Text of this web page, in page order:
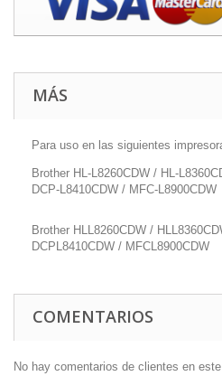
MÁS
Para uso en las siguientes
Brother HL-L8260CDW / HL-
DCP-L8410CDW / MFC-L8900CDW
Brother HLL8260CDW /
DCPL8410CDW / MFCL8900CDW
COMENTARIOS
No hay comentarios de clientes en este